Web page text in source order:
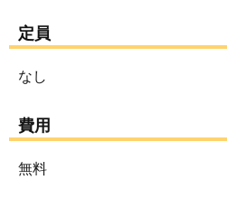
定員
なし
費用
無料